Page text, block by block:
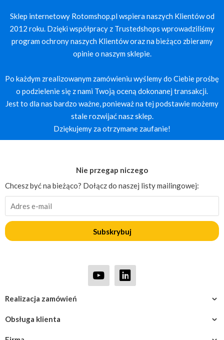
Sklep internetowy Rotomshop.pl wspiera naszych Klientów od
2012 roku. Dzięki współpracy z Trustedshops wprowadziliśmy
program ochrony naszych Klientów oraz na bieżąco zbieramy
opinie o naszym sklepie.
Po każdym zrealizowanym zamówieniu wyślemy do Ciebie prośbę
o podzielenie się z nami Twoją oceną dokonanej transakcji.
Jest to dla nas bardzo ważne, ponieważ na tej podstawie możemy
stale rozwijać nasz sklep.
Dziękujemy za otrzymane zaufanie!
Obsługa klienta
Realizacja zamówień
Nie przegap niczego
Chcesz być na bieżąco? Dołącz do naszej listy mailingowej:
Subskrybuj